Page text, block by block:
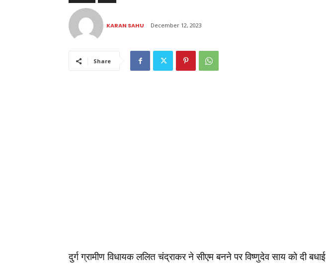
KARAN SAHU December 12, 2023
Share
दुर्ग ग्रामीण विधायक ललित चंद्राकर ने सीएम बनने पर विष्णुदेव साय को दी बधाई